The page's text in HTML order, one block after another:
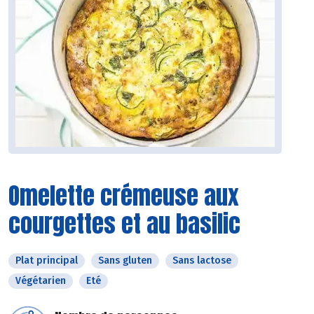
Omelette crémeuse aux
courgettes et au basilic
Plat principal Sans gluten
Sans lactose
Végétarien
Eté